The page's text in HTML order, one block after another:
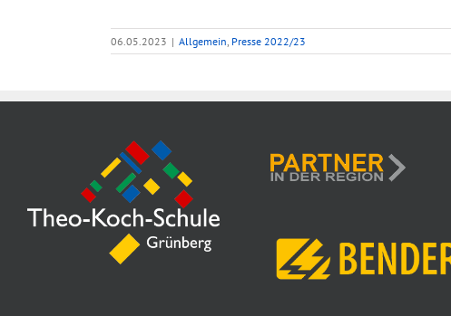
06.05.2023 | Allgemein Presse 2022/23